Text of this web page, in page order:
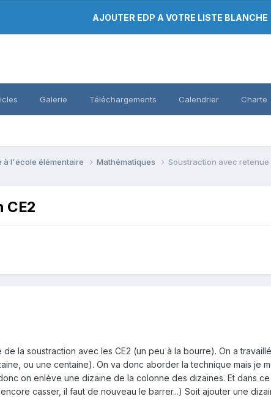
AJOUTER EDP A VOTRE LISTE BLANCHE
Galerie Téléchargements Calendrier Charte
à l'école élémentaire Mathématiques Soustraction avec retenue
CE2
la soustraction avec les CE2 (un peu à la bourre). On a
ou une centaine). On va donc aborder la technique mais je
on enlève une dizaine de la colonne des dizaines. Et dans
casser, il faut de nouveau le barrer...) Soit ajouter une